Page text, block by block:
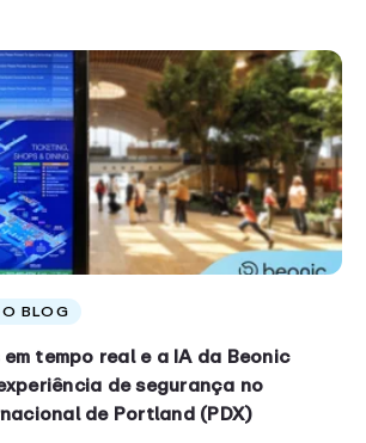
BLOG
tempo real e a IA da Beonic
de segurança no
de Portland (PDX)